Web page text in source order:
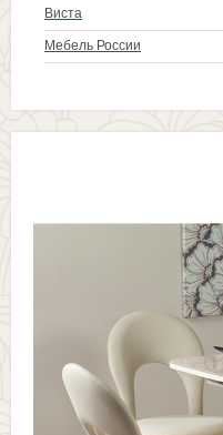
Виста
Мебель России